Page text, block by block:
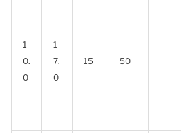
1
0.
0
1
7.
0
15 50